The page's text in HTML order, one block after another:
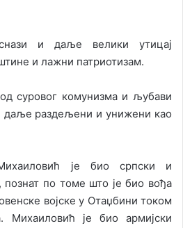
и даље велики утицај
и лажни патриотизам.
суровог комунизма и љубави
раздељени и унижени као
је био српски и
познат по томе што је био вођа
војске у Отаџбини током
Михаиловић је био армијски